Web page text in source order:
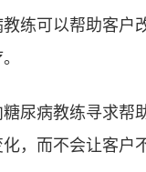
练可以帮助客户
尿病教练寻求帮
，而不会让客户